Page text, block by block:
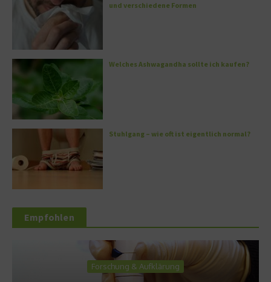
und verschiedene Formen
Welches Ashwagandha sollte ich kaufen?
Stuhlgang – wie oft ist eigentlich normal?
Empfohlen
Forschung & Aufklärung